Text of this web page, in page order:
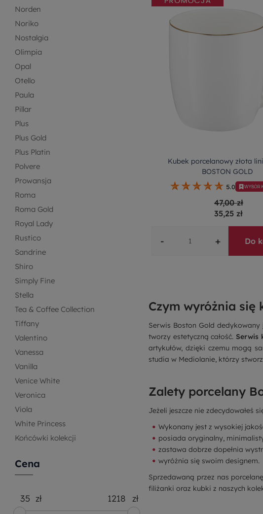
Kubek porcelanowy złota
BOSTON GOLD
5.0 WYBÓR
47,00 zł
35,25 zł
- + Do
Czym wyróżnia
Serwis Boston Gold
tworzy estetyczną całość. Serwis
artykułów, dzięki czemu mogą
studia w Mediolanie, którzy
Zalety porcelany
Jeżeli jeszcze nie zdecydowałeś
Wykonany jest z wysokiej
posiada oryginalny,
zastawa dobrze dopełnia
wyróżnia się swoim designem.
Sprzedawaną przez nas
filiżanki oraz kubki z naszych
Norden
Noriko
Nostalgia
Olimpia
Opal
Otello
Paula
Pillar
Plus
Plus Gold
Plus Platin
Polvere
Prowansja
Roma
Roma Gold
Royal Lady
Rustico
Sandrine
Shiro
Simply Fine
Stella
Tea & Coffee Collection
Tiffany
Valentino
Vanessa
Vanilla
Venice White
Veronica
Viola
White Princess
Końcówki kolekcji
Cena
zł zł